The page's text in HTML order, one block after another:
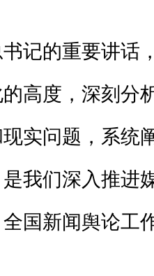
记的重要讲话
高度，深刻分
实问题，系统
我们深入推进
国新闻舆论工